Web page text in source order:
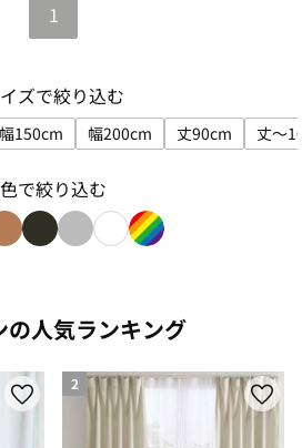
1
ズで絞り込む
り込み: 幅130cm
幅150cm
サイズで絞り込み: 幅150cm
幅200cm
サイズで絞り込み: 幅
丈90cm
サイズで絞
丈～
色で絞り込む
の人気ランキング
2